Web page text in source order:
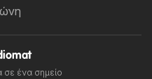
ένα σημείο